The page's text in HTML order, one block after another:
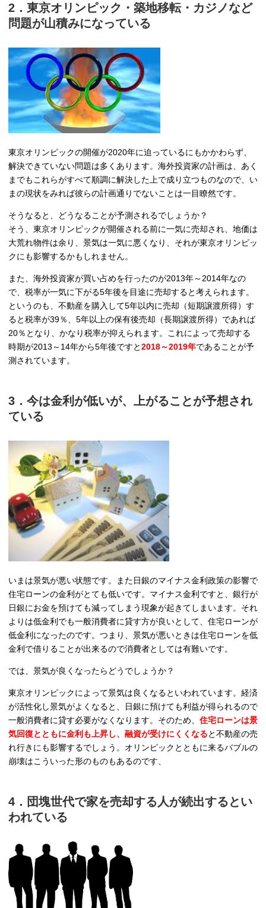
2．東京オリンピック・築地移転・カジノなど
問題が山積みになっている
東京オリンピックの開催が2020年に迫っているにもかかわらず、
解決できていない問題は多くあります。海外投資家の計画は、あく
までもこれらがすべて順調に解決した上で成り立つものなので、い
まの現状をみれば彼らの計画通りでないことは一目瞭然です。
そうなると、どうなることが予測されるでしょうか？
そう、東京オリンピックが開催される前に一気に売却され、地価は
大荒れ物件は余り、景気は一気に悪くなり、それが東京オリンピッ
クにも影響するかもしれません。
また、海外投資家が買い占めを行ったのが2013年～2014年なの
で、税率が一気に下がる5年後を目途に売却すると考えられます。
というのも、不動産を購入して5年以内に売却（短期譲渡所得）す
ると税率が39％、5年以上の保有後売却（長期譲渡所得）であれば
20％となり、かなり税率が抑えられます。これによって売却する
時期が2013～14年から5年後ですと2018～2019年であることが予
測されています。
3．今は金利が低いが、上がることが予想され
ている
いまは景気が悪い状態です。また日銀のマイナス金利政策の影響で
住宅ローンの金利がとても低いです。マイナス金利ですと、銀行が
日銀にお金を預けても減ってしまう現象が起きてしまいます。それ
よりは低金利でも一般消費者に貸す方が良いとして、住宅ローンが
低金利になったのです。つまり、景気が悪いときは住宅ローンを低
金利で借りることが出来るので消費者としては有難いです。
では、景気が良くなったらどうでしょうか？
東京オリンピックによって景気は良くなるといわれています。経済
が活性化し景気がよくなると、日銀に預けても利益が得られるので
一般消費者に貸す必要がなくなります。そのため、 住宅ローンは景
気回復とともに金利も上昇し、融資が受けにくくなると不動産の売
れ行きにも影響するでしょう。オリンピックとともに来るバブルの
崩壊はこういった形のものもあるのです、
4．団塊世代で家を売却する人が続出するとい
われている